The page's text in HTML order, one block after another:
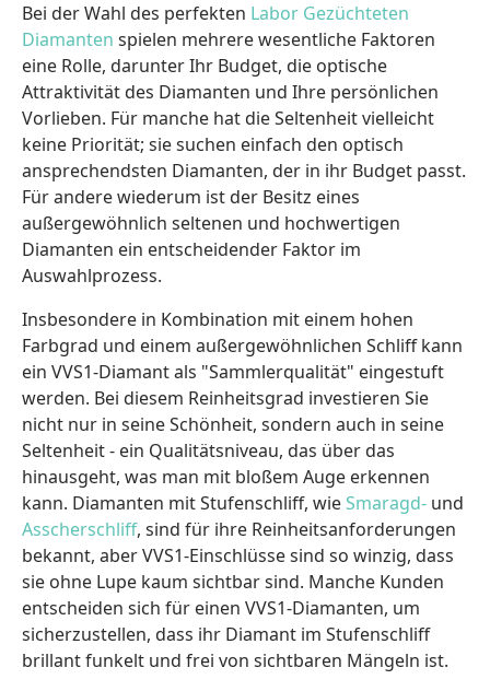
Bei der Wahl des perfekten Labor Gezüchteten
Diamanten spielen mehrere wesentliche Faktoren
eine Rolle, darunter Ihr Budget, die optische
Attraktivität des Diamanten und Ihre persönlichen
Vorlieben. Für manche hat die Seltenheit vielleicht
keine Priorität; sie suchen einfach den optisch
ansprechendsten Diamanten, der in ihr Budget passt.
Für andere wiederum ist der Besitz eines
außergewöhnlich seltenen und hochwertigen
Diamanten ein entscheidender Faktor im
Auswahlprozess.
Insbesondere in Kombination mit einem hohen
Farbgrad und einem außergewöhnlichen Schliff kann
ein VVS1-Diamant als "Sammlerqualität" eingestuft
werden. Bei diesem Reinheitsgrad investieren Sie
nicht nur in seine Schönheit, sondern auch in seine
Seltenheit - ein Qualitätsniveau, das über das
hinausgeht, was man mit bloßem Auge erkennen
kann. Diamanten mit Stufenschliff, wieSmaragd- und
Asscherschliff, sind für ihre Reinheitsanforderungen
bekannt, aber VVS1-Einschlüsse sind so winzig, dass
sie ohne Lupe kaum sichtbar sind. Manche Kunden
entscheiden sich für einen VVS1-Diamanten, um
sicherzustellen, dass ihr Diamant im Stufenschliff
brillant funkelt und frei von sichtbaren Mängeln ist.